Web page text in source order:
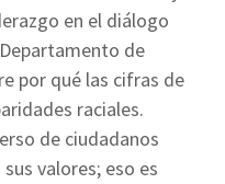
en el diálogo
de
por qué las cifras de
raciales.
de ciudadanos
valores; eso es